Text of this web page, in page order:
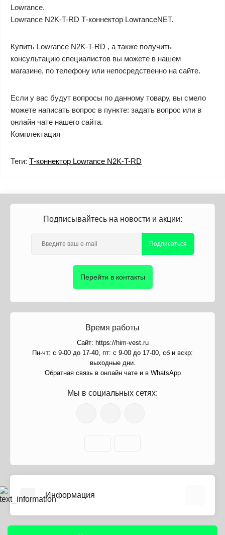
Lowrance.
Lowrance N2K-T-RD Т-коннектор LowranceNET.
Купить Lowrance N2K-T-RD , а также получить
консультацию специалистов вы можете в нашем
магазине, по телефону или непосредственно на сайте.
Если у вас будут вопросы по данному товару, вы смело
можете написать вопрос в пункте: задать вопрос или в
онлайн чате нашего сайта.
Комплектация
Теги: Т-коннектор Lowrance N2K-T-RD
Подписывайтесь на новости и акции:
Подписаться
Перейти в контакты
Время работы
Сайт: https://him-vest.ru
Пн-чт: с 9-00 до 17-40, пт: с 9-00 до 17-00, сб и вскр:
выходные дни.
Обратная связь в онлайн чате и в WhatsApp
Мы в социальных сетях:
Информация